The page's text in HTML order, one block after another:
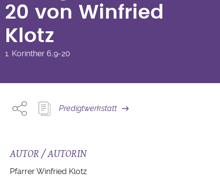
20 von Winfried
Klotz
1. Korinther 6,9-20
Predigtwerkstatt
AUTOR / AUTORIN
Pfarrer Winfried Klotz